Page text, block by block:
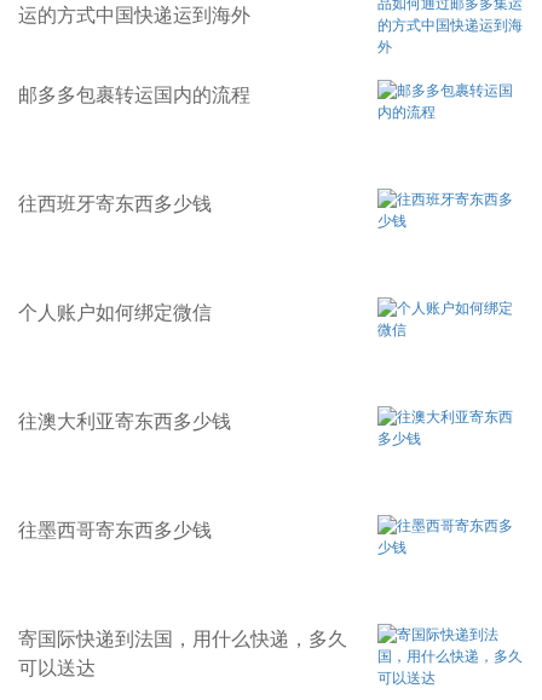
运的方式中国快递运到海外
邮多多包裹转运国内的流程
往西班牙寄东西多少钱
个人账户如何绑定微信
往澳大利亚寄东西多少钱
往墨西哥寄东西多少钱
寄国际快递到法国，用什么快递，多久
可以送达